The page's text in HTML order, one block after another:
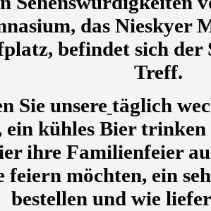
das Nieskyer
befindet sich
Treff.
Sie unsere täglich
ein kühles Bier
ihre Familienfeier
feiern möchten, ein
bestellen und wie